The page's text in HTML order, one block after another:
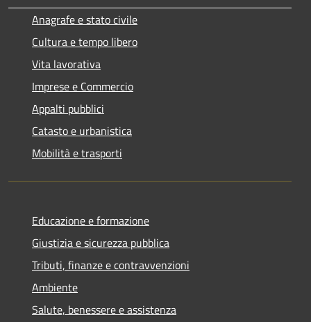
Anagrafe e stato civile
Cultura e tempo libero
Vita lavorativa
Imprese e Commercio
Appalti pubblici
Catasto e urbanistica
Mobilità e trasporti
Educazione e formazione
Giustizia e sicurezza pubblica
Tributi, finanze e contravvenzioni
Ambiente
Salute, benessere e assistenza